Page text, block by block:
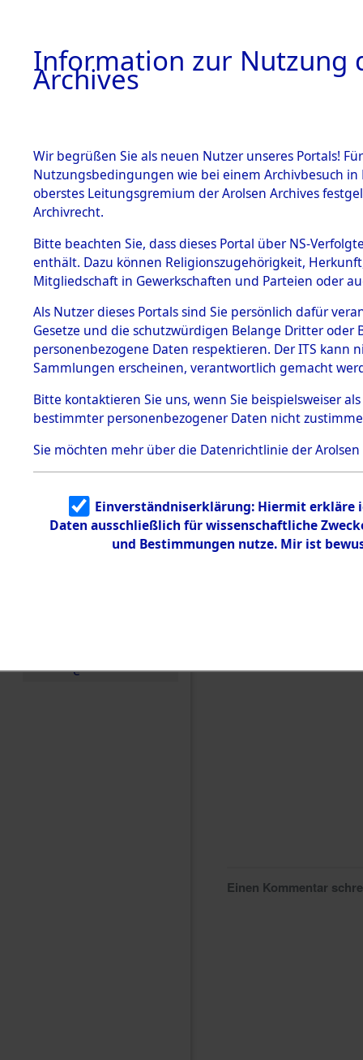
BESTÄNDE
1.
mente
5. Verschiedenes
5.3
Todesmärsche
5.3.1 Alliierte
Erhebungen
zu
Todesmärsch
en
5.3.2
Identifizierun
g
5.3.3
Todesmärsch
e
und
0072
Einen Kommentar
Information zur Nutzung
Archives
Wir begrüßen Sie als neuen Nutzer unseres Portals!
Nutzungsbedingungen wie bei einem Archivbesuch
oberstes Leitungsgremium der Arolsen Archives
Archivrecht.
Bitte beachten Sie, dass dieses Portal über NS-
enthält. Dazu können Religionszugehörigkeit,
Mitgliedschaft in Gewerkschaften und Parteien oder
Als Nutzer dieses Portals sind Sie persönlich dafür
Gesetze und die schutzwürdigen Belange Dritter
personenbezogene Daten respektieren. Der ITS
Sammlungen erscheinen, verantwortlich gemacht
Bitte kontaktieren Sie uns, wenn Sie beispielsweiser
bestimmter personenbezogener Daten nicht
Sie möchten mehr über die Datenrichtlinie der Arolsen
Einverständniserklärung: Hiermit erkläre
Daten ausschließlich für wissenschaftliche
und Bestimmungen nutze. Mir ist